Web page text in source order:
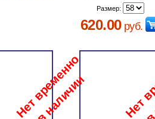
Размер:
620.00руб.